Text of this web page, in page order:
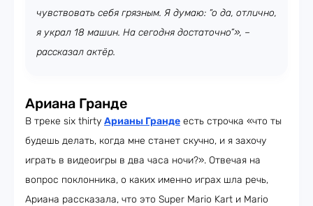
чувствовать себя грязным. Я думаю: “о да, отлично,
я украл 18 машин. На сегодня достаточно”», –
рассказал актёр.
Ариана Гранде
В треке six thirty Арианы Гранде есть строчка «что ты
будешь делать, когда мне станет скучно, и я захочу
играть в видеоигры в два часа ночи?». Отвечая на
вопрос поклонника, о каких именно играх шла речь,
Ариана рассказала, что это Super Mario Kart и Mario